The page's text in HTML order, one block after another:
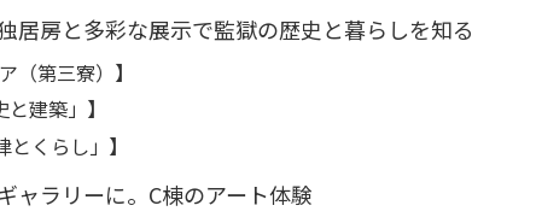
居房と多彩な展示で監獄の歴史と暮らしを知る
（第三寮）】
と建築」】
とくらし」】
ャラリーに。C棟のアート体験